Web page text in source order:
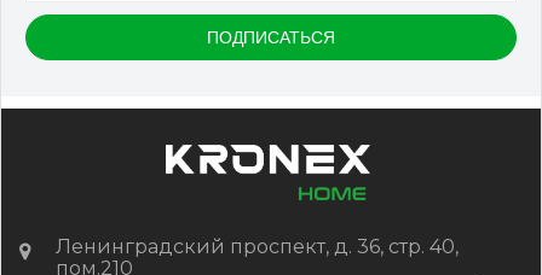
КУПИТЬ
Ленинградский проспект, д. 36, стр. 40,
пом.210